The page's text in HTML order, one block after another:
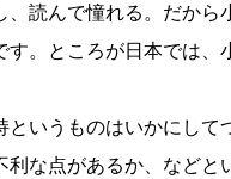
、読んで憧れる。だか
す。ところが日本では、
というものはいかにし
利な点があるか、など